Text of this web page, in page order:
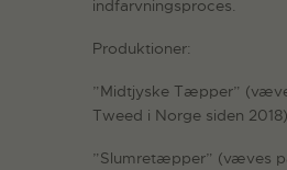
indfarvningsproces.
Produktioner:
”Midtjyske Tæpper”
Tweed i Norge siden 2018)
”Slumretæpper” (væves